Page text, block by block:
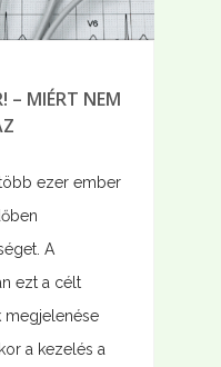
– MIÉRT NEM
ezer ember
A
ezt a célt
megjelenése
a kezelés a